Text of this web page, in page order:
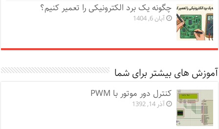
چگونه یک برد الکترونیکی را تعمیر کنیم؟
آبان 6, 1404
آموزش های بیشتر برای شما
کنترل دور موتور با PWM
آذر 14, 1392